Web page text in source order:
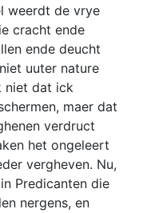
weerdt de vrye
cracht ende
ende deucht
uuter nature
niet dat ick
maer dat
verdruct
het ongeleert
vergheven. Nu,
Predicanten die
nergens, en